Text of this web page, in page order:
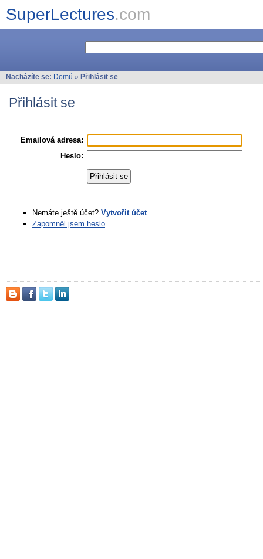
SuperLectures.com
Nacházíte se: Domů » Přihlásit se
Přihlásit se
Emailová adresa:
Heslo:
Nemáte ještě účet? Vytvořit účet
Zapomněl jsem heslo